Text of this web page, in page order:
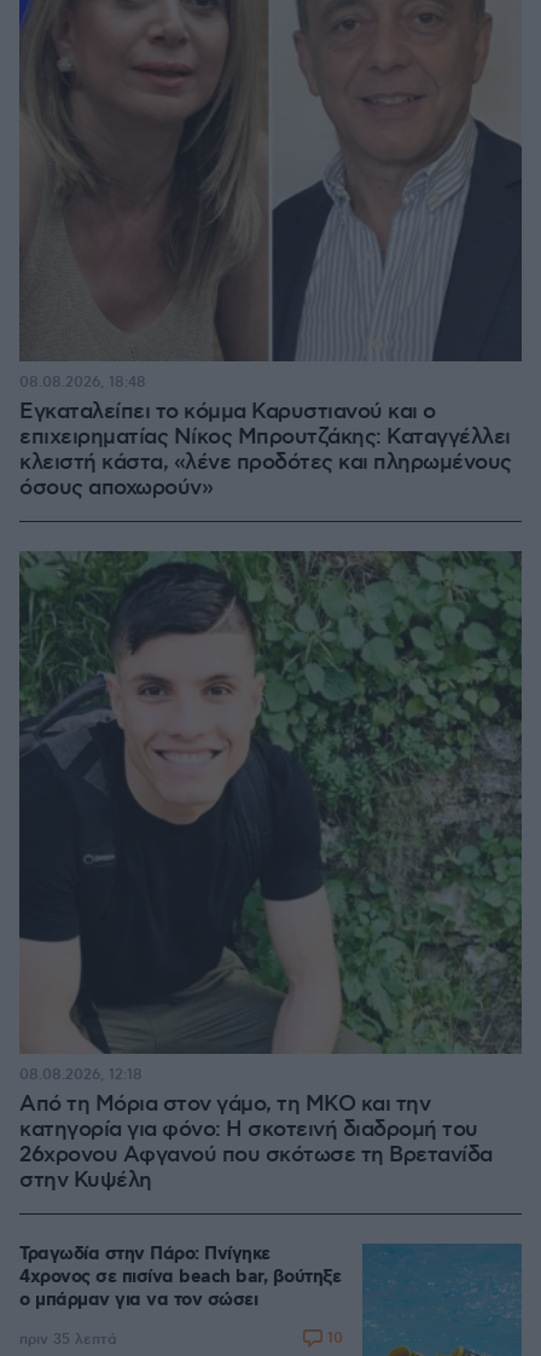
Εγκαταλείπει το κόμμα Καρυστιανού και ο
επιχειρηματίας Νίκος Μπρουτζάκης: Καταγγέλλει
κλειστή κάστα, «λένε προδότες και πληρωμένους
όσους αποχωρούν»
08.08.2026, 18:48
Από τη Μόρια στον γάμο, τη ΜΚΟ και την
κατηγορία για φόνο: Η σκοτεινή διαδρομή του
26χρονου Αφγανού που σκότωσε τη Βρετανίδα
στην Κυψέλη
08.08.2026, 12:18
Τραγωδία στην Πάρο: Πνίγηκε
4χρονος σε πισίνα beach bar, βούτηξε
ο μπάρμαν για να τον σώσει
πριν 35 λεπτά 10